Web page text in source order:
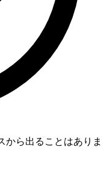
から出ることはありま